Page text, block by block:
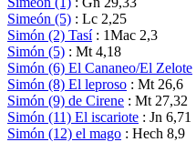
Simeón (5) : Lc 2,25
Simón (2) Tasí: 1Mac 2,3
Simón (5) : Mt 4,18
Simón (6) El Cananeo/El Zelote
Simón (8) El leproso : Mt 26,6
Simón (9) de Cirene : Mt 27,32
Simón (11) El iscariote : Jn 6,71
Simón (12) el mago : Hech 8,9